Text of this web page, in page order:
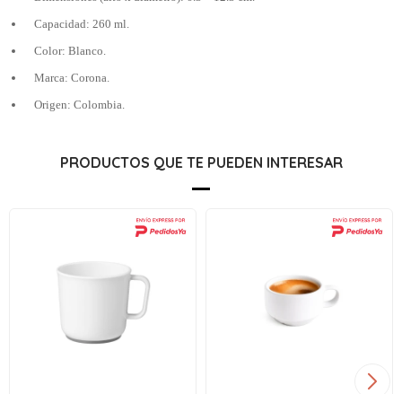
Capacidad: 260 ml.
Color: Blanco.
Marca: Corona.
Origen: Colombia.
PRODUCTOS QUE TE PUEDEN INTERESAR